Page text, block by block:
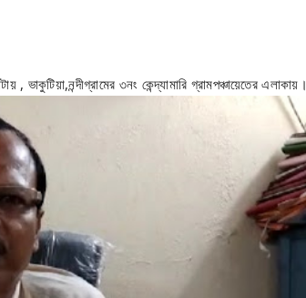
, ভাকুটিয়া,নন্দীগ্রামের ৩নং কেন্দ্যামারি গ্রামপঞ্চায়েতের এলাকায়।